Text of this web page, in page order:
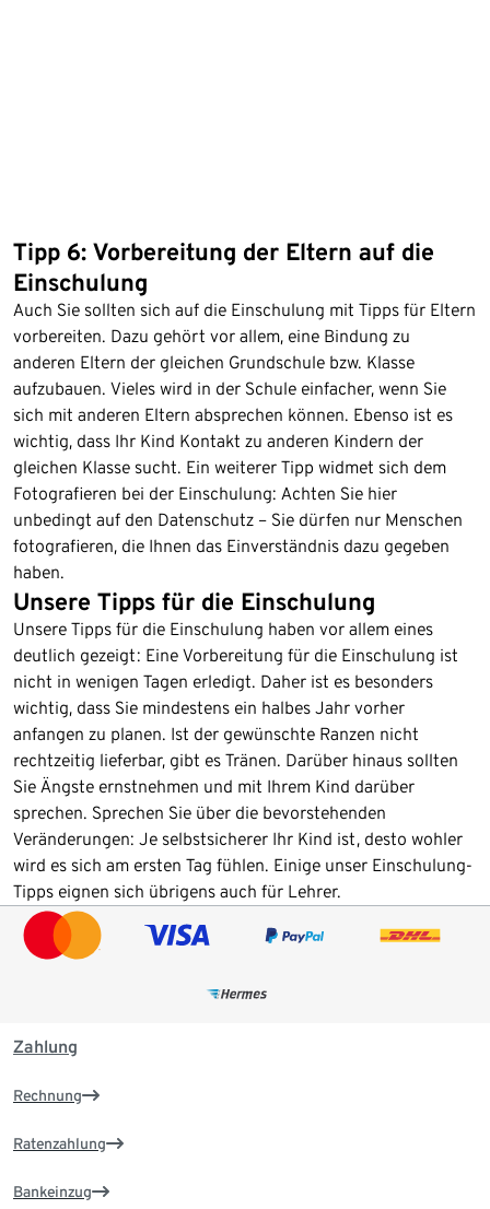
Tipp 6: Vorbereitung der Eltern auf die
Einschulung
Auch Sie sollten sich auf die Einschulung mit Tipps für Eltern
vorbereiten. Dazu gehört vor allem, eine Bindung zu
anderen Eltern der gleichen Grundschule bzw. Klasse
aufzubauen. Vieles wird in der Schule einfacher, wenn Sie
sich mit anderen Eltern absprechen können. Ebenso ist es
wichtig, dass Ihr Kind Kontakt zu anderen Kindern der
gleichen Klasse sucht. Ein weiterer Tipp widmet sich dem
Fotografieren bei der Einschulung: Achten Sie hier
unbedingt auf den Datenschutz – Sie dürfen nur Menschen
fotografieren, die Ihnen das Einverständnis dazu gegeben
haben.
Unsere Tipps für die Einschulung
Unsere Tipps für die Einschulung haben vor allem eines
deutlich gezeigt: Eine Vorbereitung für die Einschulung ist
nicht in wenigen Tagen erledigt. Daher ist es besonders
wichtig, dass Sie mindestens ein halbes Jahr vorher
anfangen zu planen. Ist der gewünschte Ranzen nicht
rechtzeitig lieferbar, gibt es Tränen. Darüber hinaus sollten
Sie Ängste ernstnehmen und mit Ihrem Kind darüber
sprechen. Sprechen Sie über die bevorstehenden
Veränderungen: Je selbstsicherer Ihr Kind ist, desto wohler
wird es sich am ersten Tag fühlen. Einige unser Einschulung-
Tipps eignen sich übrigens auch für Lehrer.
Zahlung
Rechnung
Ratenzahlung
Bankeinzug